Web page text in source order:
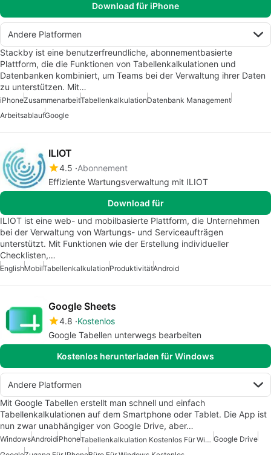
Download für iPhone
Andere Platformen
Stackby ist eine benutzerfreundliche, abonnementbasierte
Plattform, die die Funktionen von Tabellenkalkulationen und
Datenbanken kombiniert, um Teams bei der Verwaltung ihrer Daten
zu unterstützen. Mit…
iPhoneZusammenarbeitTabellenkalkulationDatenbank Management
ArbeitsablaufGoogle
ILIOT
4.5 Abonnement
Effiziente Wartungsverwaltung mit ILIOT
Download für
ILIOT ist eine web- und mobilbasierte Plattform, die Unternehmen
bei der Verwaltung von Wartungs- und Serviceaufträgen
unterstützt. Mit Funktionen wie der Erstellung individueller
Checklisten,…
EnglishMobilTabellenkalkulationProduktivitätAndroid
Google Sheets
4.8 Kostenlos
Google Tabellen unterwegs bearbeiten
Kostenlos herunterladen für Windows
Andere Platformen
Mit Google Tabellen erstellt man schnell und einfach
Tabellenkalkulationen auf dem Smartphone oder Tablet. Die App ist
nun zwar unabhängiger von Google Drive, aber…
WindowsAndroidiPhone Tabellenkalkulation Kostenlos Für Windows Google Drive